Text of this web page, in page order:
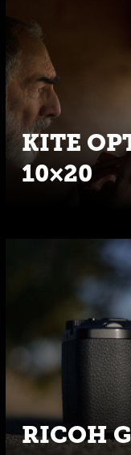
KITE
10×20
RICOH